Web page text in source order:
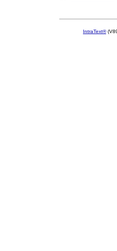
IntraText®